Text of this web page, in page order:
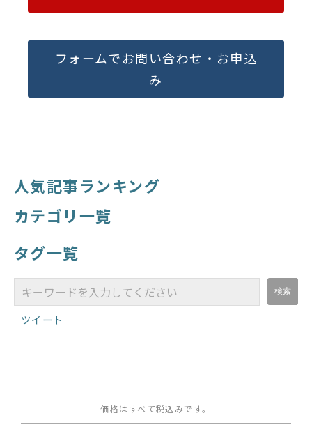
フォームでお問い合わせ・お申込
み
人気記事ランキング
カテゴリ一覧
タグ一覧
ツイート
価格はすべて税込みです。